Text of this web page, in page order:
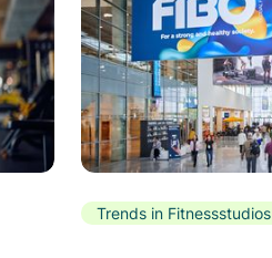
Trends in Fitnessstudios